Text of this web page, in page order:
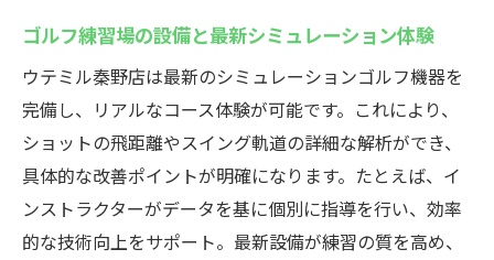
ゴルフ練習場の設備と最新シミュレーション体験
ウテミル秦野店は最新のシミュレーションゴルフ機器を
完備し、リアルなコース体験が可能です。これにより、
ショットの飛距離やスイング軌道の詳細な解析ができ、
具体的な改善ポイントが明確になります。たとえば、イ
ンストラクターがデータを基に個別に指導を行い、効率
的な技術向上をサポート。最新設備が練習の質を高め、